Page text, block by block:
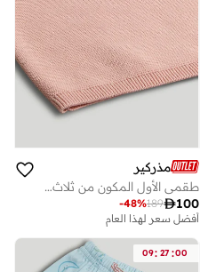
مذركير
طقمي الأول المكون من ثلاث قطع
100
189
-48%
أفضل سعر لهذا العام
09: 27 :00